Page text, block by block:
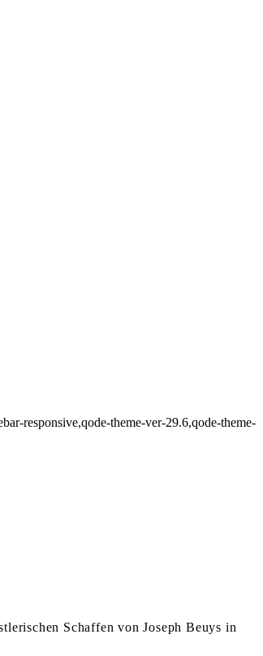
responsive,qode-theme-ver-29.6,qode-theme-
Schaffen von Joseph Beuys in